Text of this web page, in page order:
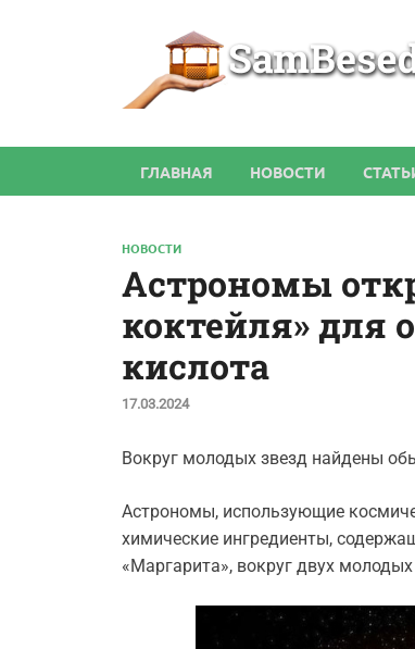
ГЛАВНАЯ НОВОСТИ
НОВОСТИ
Астрономы
коктейля» для
кислота
17.03.2024
Вокруг молодых звезд найдены
Астрономы, использующие
химические ингредиенты,
«Маргарита», вокруг двух